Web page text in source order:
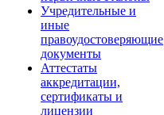
Учредительные и
иные
правоудостоверяющие
документы
Аттестаты
аккредитации,
сертификаты и
лицензии